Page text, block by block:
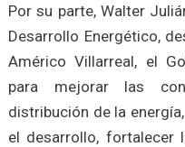
Por su parte, Walter
Desarrollo Energético,
Américo Villarreal, el
para mejorar las
distribución de la
el desarrollo, fortalecer